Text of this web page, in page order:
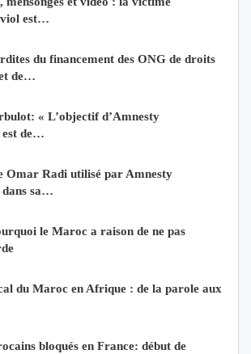
viol est…
du financement des ONG de droits
de…
« L’objectif d’Amnesty
de…
Omar Radi utilisé par Amnesty
sa…
le Maroc a raison de ne pas
du Maroc en Afrique : de la parole aux
bloqués en France: début de